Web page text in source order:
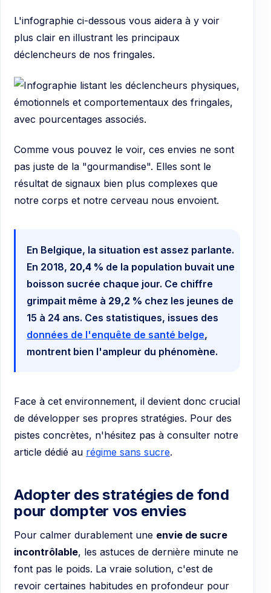
L'infographie ci-dessous vous aidera à y voir
plus clair en illustrant les principaux
déclencheurs de nos fringales.
Comme vous pouvez le voir, ces envies ne sont
pas juste de la "gourmandise". Elles sont le
résultat de signaux bien plus complexes que
notre corps et notre cerveau nous envoient.
En Belgique, la situation est assez parlante.
En 2018, 20,4 % de la population buvait une
boisson sucrée chaque jour. Ce chiffre
grimpait même à 29,2 % chez les jeunes de
15 à 24 ans. Ces statistiques, issues des
données de l'enquête de santé belge,
montrent bien l'ampleur du phénomène.
Face à cet environnement, il devient donc crucial
de développer ses propres stratégies. Pour des
pistes concrètes, n'hésitez pas à consulter notre
article dédié au régime sans sucre.
Adopter des stratégies de fond
pour dompter vos envies
Pour calmer durablement une envie de sucre
incontrôlable, les astuces de dernière minute ne
font pas le poids. La vraie solution, c'est de
revoir certaines habitudes en profondeur pour